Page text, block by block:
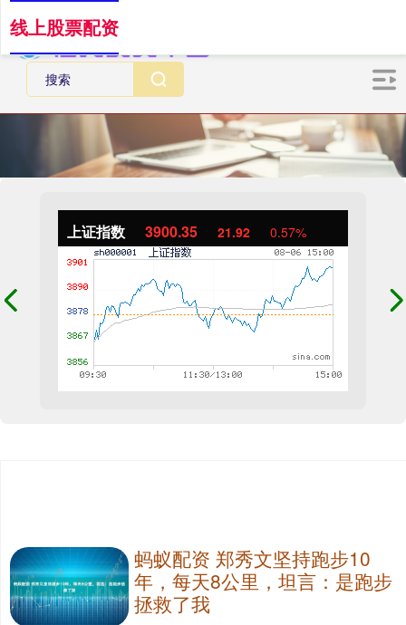
上证指数 3900.35 21.92 0.57%
线上股票配资
蚂蚁配资 郑秀文坚持跑步10
年，每天8公里，坦言：是跑步
拯救了我